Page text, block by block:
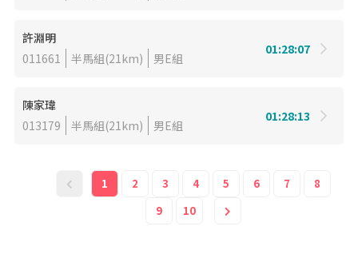
許淵明
011661
半馬組(21km) 男E組
01:28:07
陳家瑋
013179
半馬組(21km) 男E組
01:28:13
1 2 3 4 5 6 7
8
9
10